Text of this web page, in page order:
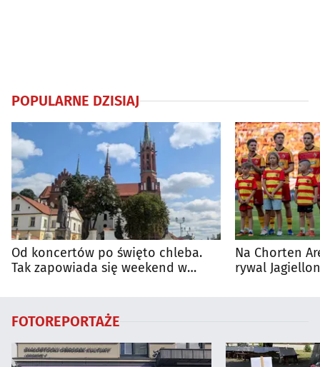
POPULARNE DZISIAJ
Od koncertów po święto chleba.
Tak zapowiada się weekend w
Na Chorten
rywal
FOTOREPORTAŻE